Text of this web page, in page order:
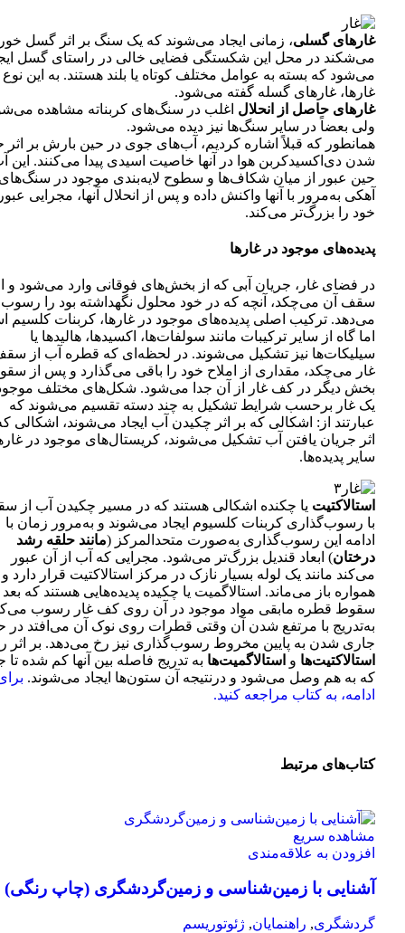
غارهای گسلی، زمانی ایجاد می‌شوند که یک سنگ بر اثر گسل
می‌شکند در محل این شکستگی فضایی خالی در راستای گسل
می‌شود که بسته به عوامل مختلف کوتاه یا بلند هستند. به این نوع
غارها، غارهای گسله گفته می‌شود.
غارهای حاصل از انحلال اغلب در سنگ‌های کربناته مشاهده
ولی بعضاً در سایر سنگ‌ها نیز دیده می‌شود.
همانطور که قبلاً اشاره کردیم، آب‌های جوی در حین بارش بر اثر
شدن دی‌اکسید‌کربن هوا در آنها خاصیت اسیدی پیدا می‌کنند. این
حین عبور از میان شکاف‌ها و سطوح لایه‌بندی موجود در
آهکی به‌مرور با آنها واکنش داده و پس از انحلال آنها، مجرایی
خود را بزرگ‌تر می‌کند.
پدیده‌های موجود در غارها
در فضای غار، جریان آبی که از بخش‌های فوقانی وارد می‌شود و
سقف آن می‌چکد، آنچه که در خود محلول نگهداشته بود را رسوب
می‌دهد. ترکیب اصلی پدیده‌های موجود در غارها، کربنات کلسیم
اما گاه از سایر ترکیبات مانند سولفات‌ها، اکسیدها، هالیدها یا
سیلیکات‌ها نیز تشکیل می‌شوند. در لحظه‌ای که قطره آب از
غار می‌چکد، مقداری از املاح خود را باقی می‌گذارد و پس از
بخش دیگر در کف غار از آن جدا می‌شود. شکل‌های مختلف
یک غار برحسب شرایط تشکیل به چند دسته تقسیم می‌شوند که
عبارتند از: اشکالی که بر اثر چکیدن آب ایجاد می‌شوند، اشکالی
اثر جریان یافتن آب تشکیل می‌شوند، کریستال‌های موجود در
سایر پدیده‌ها.
استالاکتیت یا چکنده اشکالی هستند که در مسیر چکیدن آب از
با رسوب‌گذاری کربنات کلسیوم ایجاد می‌شوند و به‌مرور زمان با
ادامه این رسوب‌گذاری به‌صورت متحدالمرکز (مانند حلقه رشد
درختان) ابعاد قندیل بزرگ‌تر می‌شود. مجرایی که آب از آن عبور
می‌کند مانند یک لوله بسیار نازک در مرکز استالاکتیت قرار دارد و
همواره باز می‌ماند. استالاگمیت یا چکیده پدیده‌هایی هستند که بعد
سقوط قطره مابقی مواد موجود در آن روی کف غار رسوب
به‌تدریج با مرتفع شدن آن وقتی قطرات روی نوک آن می‌افتد در
جاری شدن به پایین مخروط رسوب‌گذاری نیز رخ می‌دهد. بر اثر
استالاکتیت‌ها و استالاگمیت‌ها به تدریج فاصله بین آنها کم شده تا
که به هم وصل می‌شود و درنتیجه آن ستون‌ها ایجاد می‌شوند.
ادامه، به کتاب مراجعه کنید.
کتاب‌های مرتبط
مشاهده سریع
افزودن به علاقه‌مندی
آشنایی با زمین‌‌شناسی و زمین‌گردشگری (چاپ رنگی)
گردشگری, راهنمایان, ژئوتوریسم